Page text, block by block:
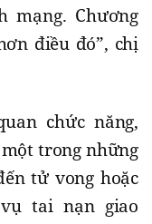
Chương
điều đó”, chị
chức năng,
trong những
tử vong hoặc
tai nạn giao